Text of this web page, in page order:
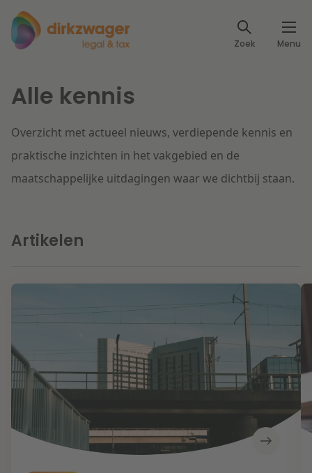
Zoek Menu
Expertises
Banking & Finance
Fiscaal
IT & Privacy
IE & Innovatie
Herstructurering & Insolventie
Energie
Zorg & Sociaal domein
Dichtbij de energietransitie
Dichtbij de kansen en uitdagingen in de
woningbouw
Artikelen
Klantcases
Events
Over ons
Internationale partners
Nieuws
English
Alle kennis
Overzicht met actueel nieuws, verdiepende kennis en
praktische inzichten in het vakgebied en de
maatschappelijke uitdagingen waar we dichtbij staan.
Artikelen